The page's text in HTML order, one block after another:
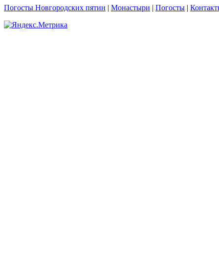
Погосты Новгородских пятин | Монастыри | Погосты |